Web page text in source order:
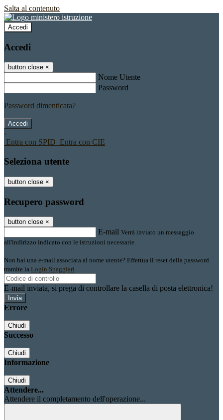
Salta al contenuto
Accedi
Accedi
button close ×
Nome Utente
Password
Password dimenticata?
-
Entra con SPID Entra con CIE
Seleziona utente
button close ×
Recupero password
button close ×
E-mail Verrà inviato un messaggio
all'indirizzo indicato con le istruzioni necessarie.
Non hai una e-mail associata al nome utente? Effettua il reset della password
tramite la Login Spaggiari
E-mail inviata, si prega di controllare la casella di posta elettronica!
Errore
Chiudi
Successo
Chiudi
Informazione
Chiudi
Attendere...
Attendere il completamento dell'operazione...